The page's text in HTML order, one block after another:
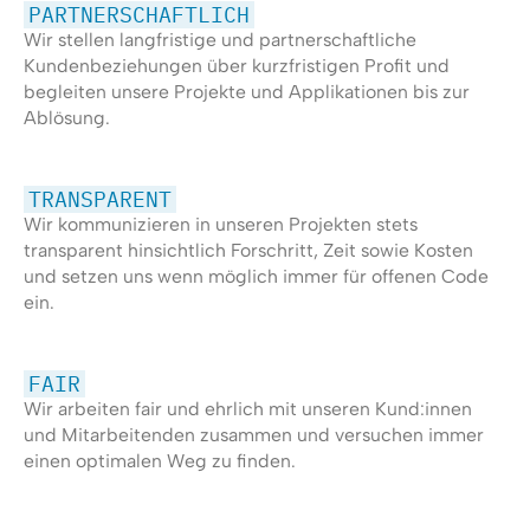
PARTNERSCHAFTLICH
Wir stellen langfristige und partnerschaftliche
Kundenbeziehungen über kurzfristigen Profit und
begleiten unsere Projekte und Applikationen bis zur
Ablösung.
TRANSPARENT
Wir kommunizieren in unseren Projekten stets
transparent hinsichtlich Forschritt, Zeit sowie Kosten
und setzen uns wenn möglich immer für offenen Code
ein.
FAIR
Wir arbeiten fair und ehrlich mit unseren Kund:innen
und Mitarbeitenden zusammen und versuchen immer
einen optimalen Weg zu finden.